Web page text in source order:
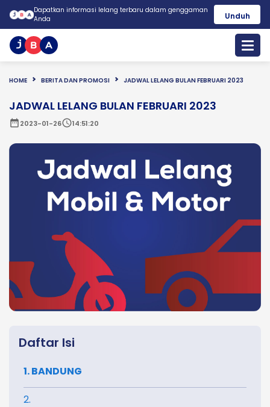
Dapatkan informasi lelang terbaru dalam genggaman
Anda
Unduh
HOME BERITA DAN PROMOSI JADWAL LELANG BULAN FEBRUARI 2023
JADWAL LELANG BULAN FEBRUARI 2023
date_range2023-01-26schedule14:51:20
Daftar Isi
1. BANDUNG
2.